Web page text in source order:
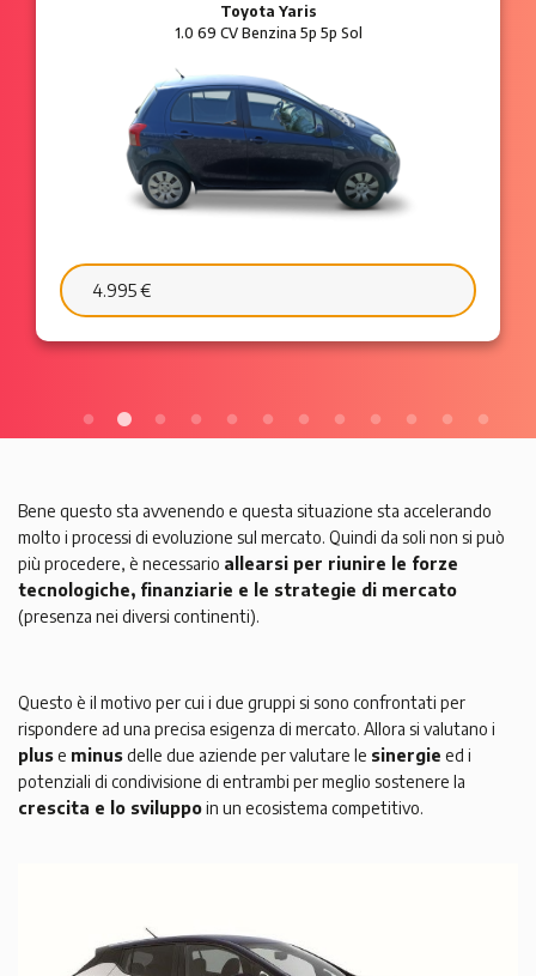
Ford Ka
1.2 8V 69 CV Benzina 3p Plus
6.595 €
Bene questo sta avvenendo e questa situazione sta accelerando
molto i processi di evoluzione sul mercato. Quindi da soli non si può
più procedere, è necessario allearsi per riunire le forze
tecnologiche, finanziarie e le strategie di mercato
(presenza nei diversi continenti).
Questo è il motivo per cui i due gruppi si sono confrontati per
rispondere ad una precisa esigenza di mercato. Allora si valutano i
pluse minusdelle due aziende per valutare le sinergie ed i
potenziali di condivisione di entrambi per meglio sostenere la
crescita e lo sviluppoin un ecosistema competitivo.